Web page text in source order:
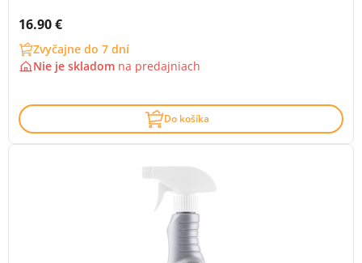
Cena s DPH:
16.90 €
Zvyčajne do 7 dní
Nie je skladom na predajniach
Do košíka